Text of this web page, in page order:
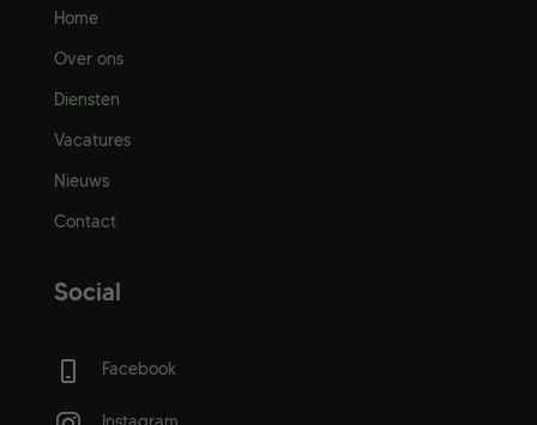
Home
Over ons
Diensten
Vacatures
Nieuws
Contact
Social
Facebook